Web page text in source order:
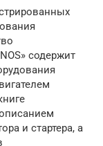
содержит
и стартера, а